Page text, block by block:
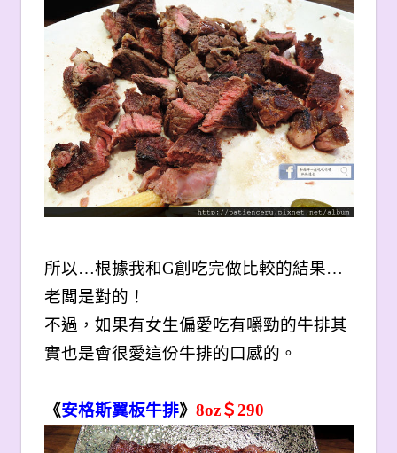
所以…根據我和G創吃完做比較的結果…
老闆是對的！
不過，如果有女生偏愛吃有嚼勁的牛排其
實也是會很愛這份牛排的口感的。
《安格斯翼板牛排》 8oz＄290